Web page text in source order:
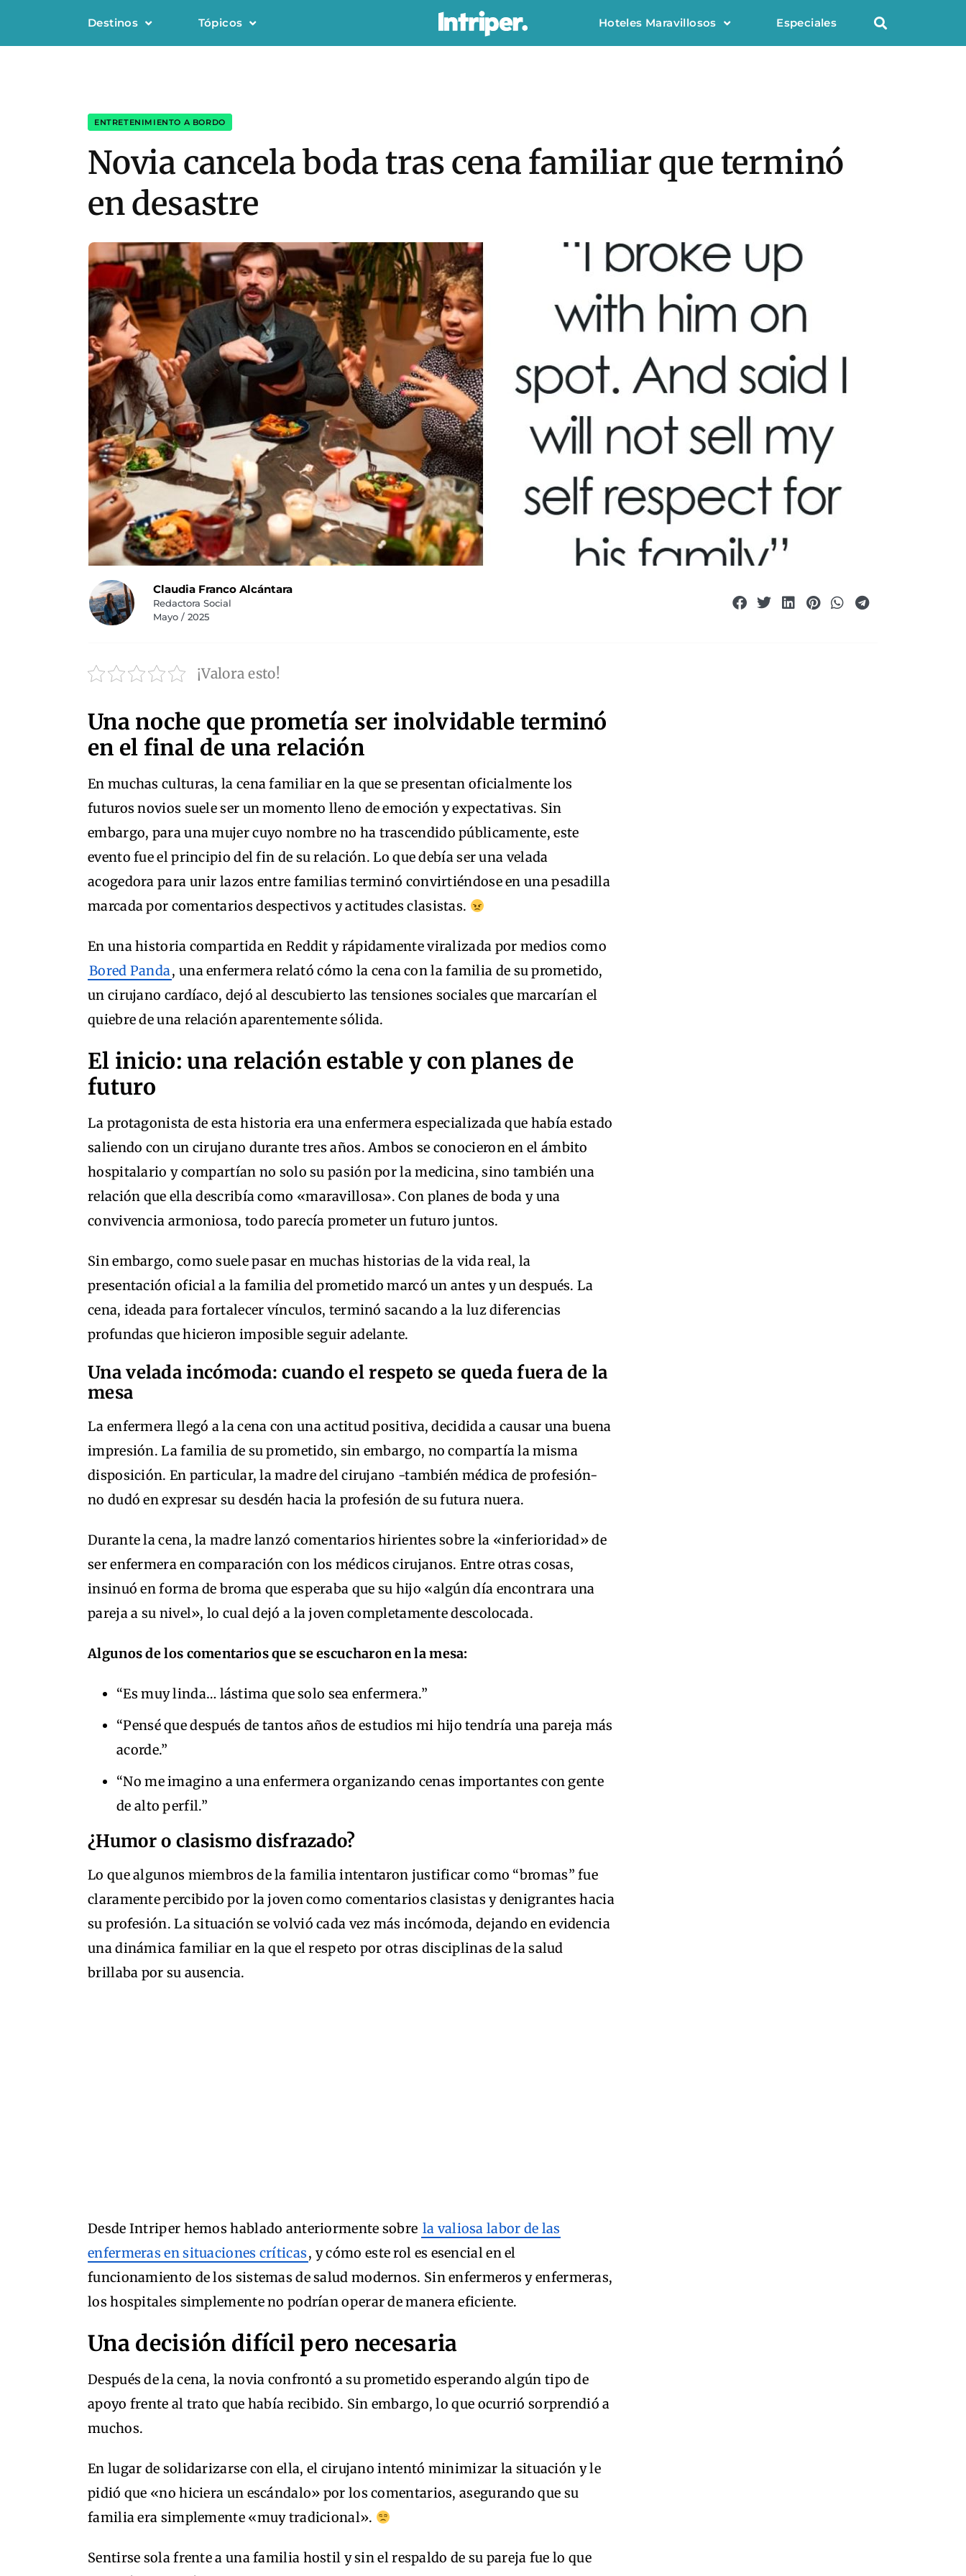
Destinos Tópicos Hoteles Maravillosos Especiales
ENTRETENIMIENTO A BORDO
Novia cancela boda tras cena familiar que terminó
en desastre
Claudia Franco Alcántara
Redactora Social
Mayo / 2025
¡Valora esto!
Una noche que prometía ser inolvidable terminó
en el final de una relación
En muchas culturas, la cena familiar en la que se presentan oficialmente los
futuros novios suele ser un momento lleno de emoción y expectativas. Sin
embargo, para una mujer cuyo nombre no ha trascendido públicamente, este
evento fue el principio del fin de su relación. Lo que debía ser una velada
acogedora para unir lazos entre familias terminó convirtiéndose en una pesadilla
marcada por comentarios despectivos y actitudes clasistas.
En una historia compartida en Reddit y rápidamente viralizada por medios como
Bored Panda, una enfermera relató cómo la cena con la familia de su prometido,
un cirujano cardíaco, dejó al descubierto las tensiones sociales que marcarían el
quiebre de una relación aparentemente sólida.
El inicio: una relación estable y con planes de
futuro
La protagonista de esta historia era una enfermera especializada que había estado
saliendo con un cirujano durante tres años. Ambos se conocieron en el ámbito
hospitalario y compartían no solo su pasión por la medicina, sino también una
relación que ella describía como «maravillosa». Con planes de boda y una
convivencia armoniosa, todo parecía prometer un futuro juntos.
Sin embargo, como suele pasar en muchas historias de la vida real, la
presentación oficial a la familia del prometido marcó un antes y un después. La
cena, ideada para fortalecer vínculos, terminó sacando a la luz diferencias
profundas que hicieron imposible seguir adelante.
Una velada incómoda: cuando el respeto se queda fuera de la
mesa
La enfermera llegó a la cena con una actitud positiva, decidida a causar una buena
impresión. La familia de su prometido, sin embargo, no compartía la misma
disposición. En particular, la madre del cirujano -también médica de profesión-
no dudó en expresar su desdén hacia la profesión de su futura nuera.
Durante la cena, la madre lanzó comentarios hirientes sobre la «inferioridad» de
ser enfermera en comparación con los médicos cirujanos. Entre otras cosas,
insinuó en forma de broma que esperaba que su hijo «algún día encontrara una
pareja a su nivel», lo cual dejó a la joven completamente descolocada.
Algunos de los comentarios que se escucharon en la mesa:
“Es muy linda… lástima que solo sea enfermera.”
“Pensé que después de tantos años de estudios mi hijo tendría una pareja más
acorde.”
“No me imagino a una enfermera organizando cenas importantes con gente
de alto perfil.”
¿Humor o clasismo disfrazado?
Lo que algunos miembros de la familia intentaron justificar como “bromas” fue
claramente percibido por la joven como comentarios clasistas y denigrantes hacia
su profesión. La situación se volvió cada vez más incómoda, dejando en evidencia
una dinámica familiar en la que el respeto por otras disciplinas de la salud
brillaba por su ausencia.
Desde Intriper hemos hablado anteriormente sobre la valiosa labor de las
enfermeras en situaciones críticas, y cómo este rol es esencial en el
funcionamiento de los sistemas de salud modernos. Sin enfermeros y enfermeras,
los hospitales simplemente no podrían operar de manera eficiente.
Una decisión difícil pero necesaria
Después de la cena, la novia confrontó a su prometido esperando algún tipo de
apoyo frente al trato que había recibido. Sin embargo, lo que ocurrió sorprendió a
muchos.
En lugar de solidarizarse con ella, el cirujano intentó minimizar la situación y le
pidió que «no hiciera un escándalo» por los comentarios, asegurando que su
familia era simplemente «muy tradicional».
Sentirse sola frente a una familia hostil y sin el respaldo de su pareja fue lo que